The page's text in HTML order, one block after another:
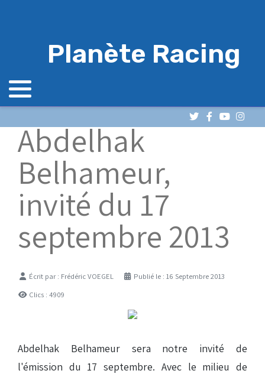
Planète Racing
Abdelhak
Belhameur,
invité du 17
septembre 2013
DétailsÉcrit par : Frédéric VOEGEL
Publié le : 16 Septembre 2013
Clics : 4909
Abdelhak Belhameur sera notre invité de
l'émission du 17 septembre. Avec le milieu de